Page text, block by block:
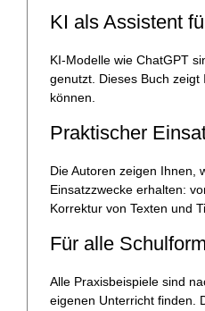
KI als Assistent
KI-Modelle wie ChatGPT
genutzt. Dieses Buch
können.
Praktischer
Die Autoren zeigen Ihnen,
Einsatzzwecke erhalten:
Korrektur von Texten und
Für alle
Alle Praxisbeispiele sind
eigenen Unterricht finden.